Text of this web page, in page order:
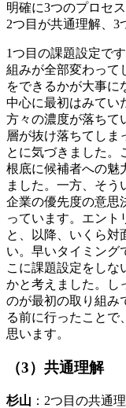
明確に3つのプロセ
2つ目が共通理解、3
1つ目の課題設定で
組みが全部変わって
をできるかが大事に
中心に最初はみてい
方々の濃度が落ちて
層が抜け落ちてしま
とに気づきました。
根底に候補者への魅
ました。一方、そう
企業の優先度の意思
っています。エント
と、以降、いくら対
い。早いタイミング
こに課題設定をしな
かと考えました。し
のが最初の取り組み
る前に行ったことで
思います。
（3）共通理解
杉山 ：2つ目の共通